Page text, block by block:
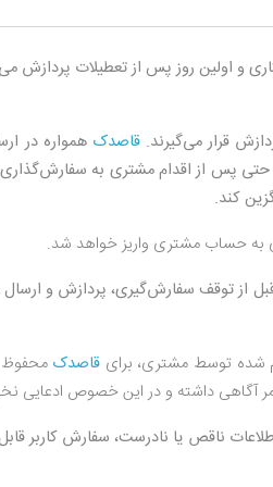
و اولین روز پس از تعطیلات پردازش
قرار می‏‌گیرند.قاصدکهمواره در
پس از اقدام مشتری به
کند.
از توقف سفارش‌‏گیری، پردازش و
شده توسط مشتری، برای قاصدک
آگاهی داشته و در این خصوص ادعایی
ناقص یا نادرست، سفارش کاربر